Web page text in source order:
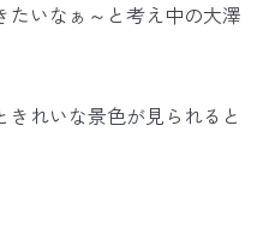
たいなぁ～と考え中の大澤
れいな景色が見られると